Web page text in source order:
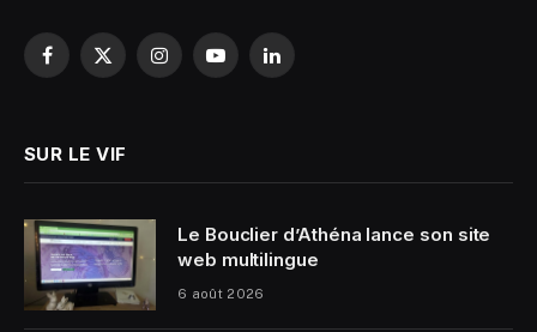
Facebook
X
InstagramYouTubeLinkedIn
SUR LE VIF
Le Bouclier d’Athéna lance son site
web multilingue
6 août 2026